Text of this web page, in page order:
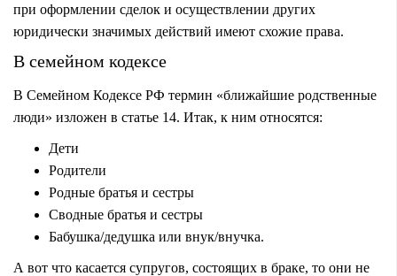
при оформлении сделок и осуществлении других
юридически значимых действий имеют схожие права.
В семейном кодексе
В Семейном Кодексе РФ термин «ближайшие родственные
люди» изложен в статье 14. Итак, к ним относятся:
Дети
Родители
Родные братья и сестры
Сводные братья и сестры
Бабушка/дедушка или внук/внучка.
А вот что касается супругов, состоящих в браке, то они не